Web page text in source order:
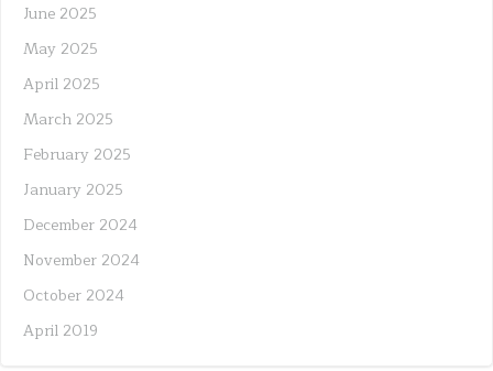
June 2025
May 2025
April 2025
March 2025
February 2025
January 2025
December 2024
November 2024
October 2024
April 2019